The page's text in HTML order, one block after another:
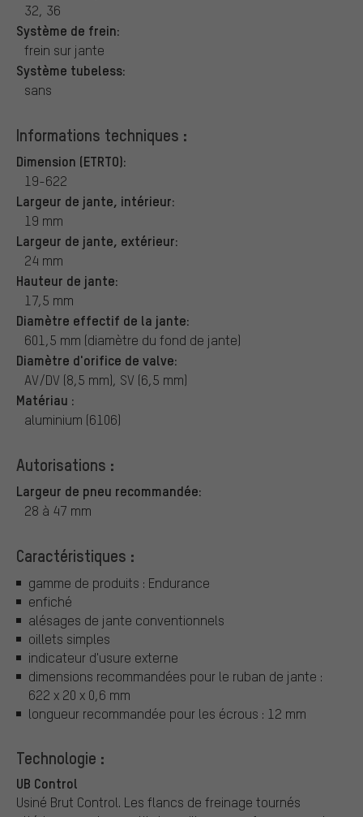
32, 36
Système de frein:
frein sur jante
Système tubeless:
sans
Informations techniques :
Dimension (ETRTO):
19-622
Largeur de jante, intérieur:
19 mm
Largeur de jante, extérieur:
24 mm
Hauteur de jante:
17,5 mm
Diamètre effectif de la jante:
601,5 mm (diamètre du fond de jante)
Diamètre d'orifice de valve:
AV/DV (8,5 mm), SV (6,5 mm)
Matériau :
aluminium (6106)
Autorisations :
Largeur de pneu recommandée:
28 à 47 mm
Caractéristiques :
gamme de produits : Endurance
enfiché
alésages de jante conventionnels
oillets simples
indicateur d'usure externe
dimensions recommandées pour le ruban de jante :
622 x 20 x 0,6 mm
longueur recommandée pour les écrous : 12 mm
Technologie :
UB Control
Usiné Brut Control. Les flancs de freinage tournés